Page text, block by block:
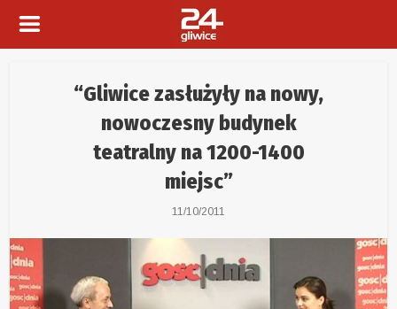
“Gliwice zasłużyły na nowy,
nowoczesny budynek
teatralny na 1200-1400
miejsc”
11/10/2011